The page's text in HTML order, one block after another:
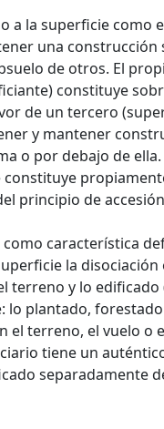
a la superficie como
una construcción
de otros. El
constituye
de un tercero
y mantener
o por debajo de
constituye
principio de
como característica
la disociación
terreno y lo edificado
lo plantado,
el terreno, el vuelo o
tiene un
separadamente